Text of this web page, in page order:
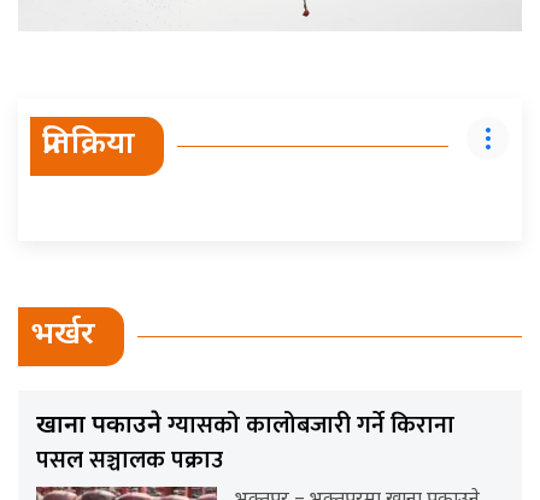
प्रतिक्रिया
भर्खर
खाना पकाउनेग्यासको कालोबजारी गर्ने किराना
पसल सञ्चालक पक्राउ